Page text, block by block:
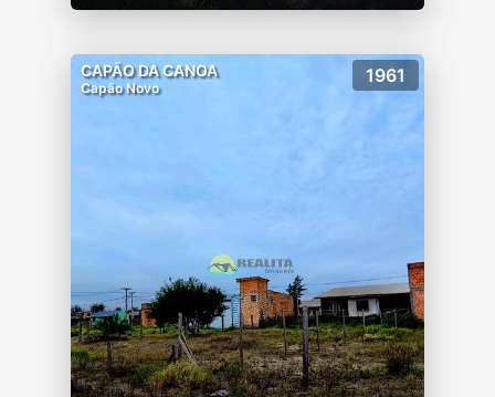
CAPÃO DA CANOA
Capão Novo
1961